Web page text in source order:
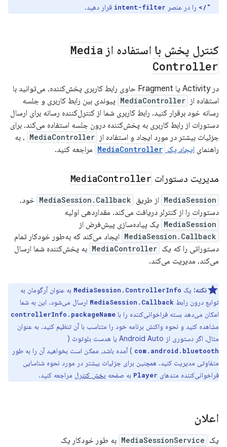
را در عنصر intent-filter قرار دهید.
کنترل پخش با استفاده از Media
Controller
در Activity یا Fragment حاوی رابط کاربری پخش‌کننده، می‌توانید با
استفاده از MediaController پیوندی بین رابط کاربری و جلسه
رسانه خود برقرار کنید. رابط کاربری شما از کنترل‌کننده رسانه برای ارسال
دستورات از رابط کاربری به پخش‌کننده درون جلسه استفاده می‌کند. برای
جزئیات بیشتر در مورد ایجاد و استفاده از MediaController ، به
راهنمای ایجاد یک MediaController مراجعه کنید.
مدیریت دستورات MediaController
MediaSession از طریق MediaSession.Callback خود،
دستورات را از کنترلر دریافت می‌کند. مقداردهی اولیه
MediaSession یک پیاده‌سازی پیش‌فرض از
MediaSession.Callback ایجاد می‌کند که به‌طور خودکار تمام
دستوراتی را که یک MediaController به پخش‌کننده شما ارسال
می‌کند، مدیریت می‌کند.
نکته: یک MediaSession.ControllerInfo به عنوان آرگومان به
توابع درون رابط MediaSession.Callback ارسال می‌شود. این به شما
امکان می‌دهد بسته فراخوانی‌کننده را با controllerInfo.packageName
مشاهده کنید و نحوه واکنش برنامه خود را متناسب با آن تنظیم کنید. به عنوان
مثال، اگر دستوری از Android Auto یا هدست بلوتوث (
com.android.bluetooth ) آمده باشد، ممکن است بخواهید آن را به طور
متفاوتی مدیریت کنید. همچنین برای جزئیات بیشتر در مورد نحوه شناسایی
فراخوانی‌کننده متدهای Player به صفحه پخش کنترل مراجعه کنید.
اعلان
یک MediaSessionService به طور خودکار یک